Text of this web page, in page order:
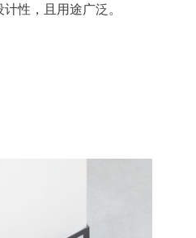
性，且用途广泛。